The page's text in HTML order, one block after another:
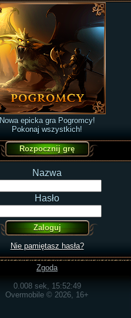
Nowa epicka gra Pogromcy!
Pokonaj wszystkich!
Nazwa
Hasło
Nie pamiętasz hasła?
Zgoda
0.008 sek, 15:52:49
Overmobile © 2026, 16+